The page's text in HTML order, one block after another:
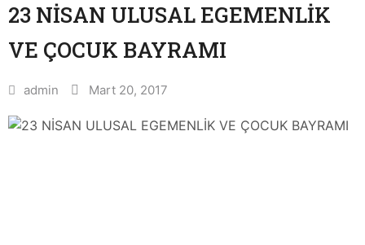
23 NİSAN ULUSAL EGEMENLİK
VE ÇOCUK BAYRAMI
admin Mart 20, 2017